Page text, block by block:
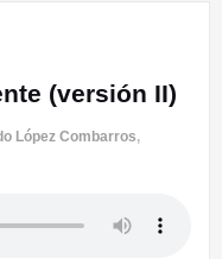
(versión II)
López Combarros,